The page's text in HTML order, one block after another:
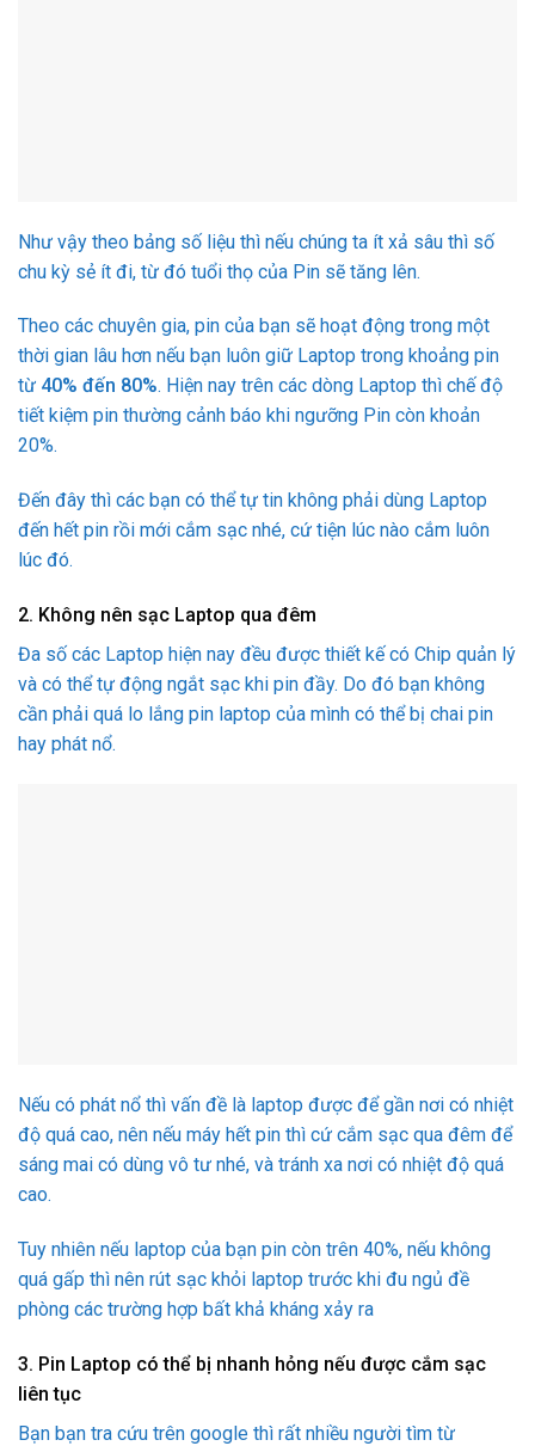
Như vậy theo bảng số liệu thì nếu chúng ta ít xả sâu thì số
chu kỳ sẻ ít đi, từ đó tuổi thọ của Pin sẽ tăng lên.
Theo các chuyên gia, pin của bạn sẽ hoạt động trong một
thời gian lâu hơn nếu bạn luôn giữ Laptop trong khoảng pin
từ 40% đến 80%. Hiện nay trên các dòng Laptop thì chế độ
tiết kiệm pin thường cảnh báo khi ngưỡng Pin còn khoản
20%.
Đến đây thì các bạn có thể tự tin không phải dùng Laptop
đến hết pin rồi mới cắm sạc nhé, cứ tiện lúc nào cắm luôn
lúc đó.
2. Không nên sạc Laptop qua đêm
Đa số các Laptop hiện nay đều được thiết kế có Chip quản lý
và có thể tự động ngắt sạc khi pin đầy. Do đó bạn không
cần phải quá lo lắng pin laptop của mình có thể bị chai pin
hay phát nổ.
Nếu có phát nổ thì vấn đề là laptop được để gần nơi có nhiệt
độ quá cao, nên nếu máy hết pin thì cứ cắm sạc qua đêm để
sáng mai có dùng vô tư nhé, và tránh xa nơi có nhiệt độ quá
cao.
Tuy nhiên nếu laptop của bạn pin còn trên 40%, nếu không
quá gấp thì nên rút sạc khỏi laptop trước khi đu ngủ đề
phòng các trường hợp bất khả kháng xảy ra
3. Pin Laptop có thể bị nhanh hỏng nếu được cắm sạc
liên tục
Bạn bạn tra cứu trên google thì rất nhiều người tìm từ